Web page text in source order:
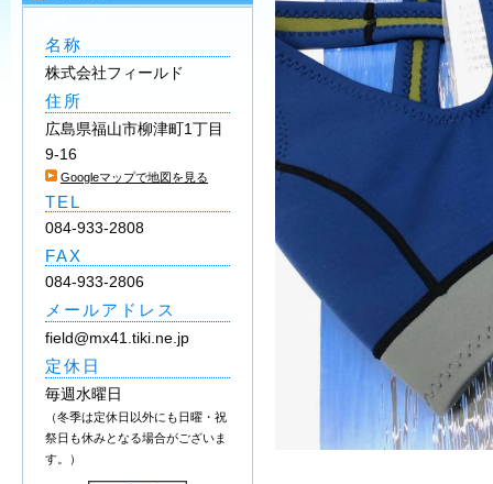
名称
株式会社フィールド
住所
広島県福山市柳津町1丁目
9-16
Googleマップで地図を見る
TEL
084-933-2808
FAX
084-933-2806
メールアドレス
field@mx41.tiki.ne.jp
定休日
毎週水曜日
（冬季は定休日以外にも日曜・祝
祭日も休みとなる場合がございま
す。）